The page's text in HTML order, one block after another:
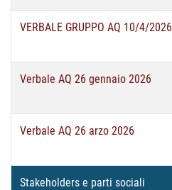
VERBALE GRUPPO AQ 10/4/2026
Verbale AQ 26 gennaio 2026
Verbale AQ 26 arzo 2026
Stakeholders e parti sociali